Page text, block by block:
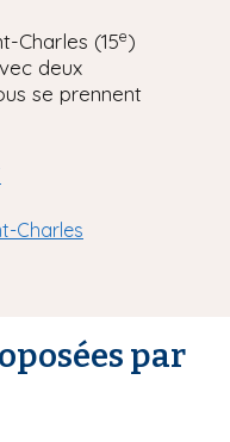
Charles (15e)
deux
se prennent
Charles
par